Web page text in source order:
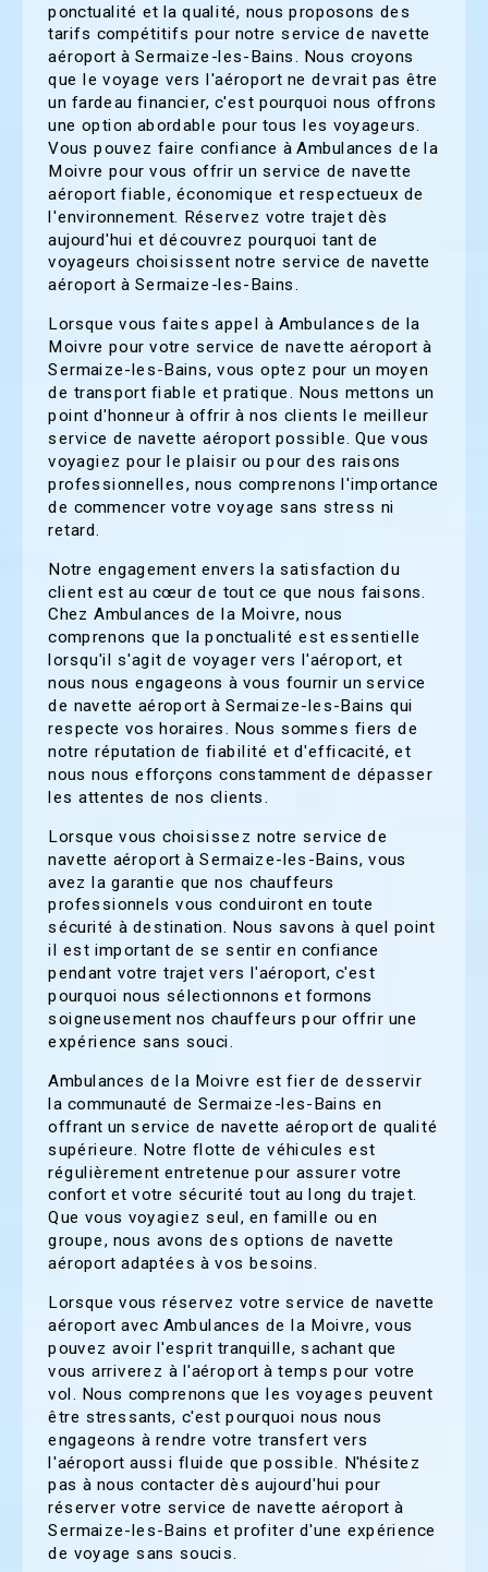
ponctualité et la qualité, nous proposons des
tarifs compétitifs pour notre service de navette
aéroport à Sermaize-les-Bains. Nous croyons
que le voyage vers l'aéroport ne devrait pas être
un fardeau financier, c'est pourquoi nous offrons
une option abordable pour tous les voyageurs.
Vous pouvez faire confiance à Ambulances de la
Moivre pour vous offrir un service de navette
aéroport fiable, économique et respectueux de
l'environnement. Réservez votre trajet dès
aujourd'hui et découvrez pourquoi tant de
voyageurs choisissent notre service de navette
aéroport à Sermaize-les-Bains.
Lorsque vous faites appel à Ambulances de la
Moivre pour votre service de navette aéroport à
Sermaize-les-Bains, vous optez pour un moyen
de transport fiable et pratique. Nous mettons un
point d'honneur à offrir à nos clients le meilleur
service de navette aéroport possible. Que vous
voyagiez pour le plaisir ou pour des raisons
professionnelles, nous comprenons l'importance
de commencer votre voyage sans stress ni
retard.
Notre engagement envers la satisfaction du
client est au cœur de tout ce que nous faisons.
Chez Ambulances de la Moivre, nous
comprenons que la ponctualité est essentielle
lorsqu'il s'agit de voyager vers l'aéroport, et
nous nous engageons à vous fournir un service
de navette aéroport à Sermaize-les-Bains qui
respecte vos horaires. Nous sommes fiers de
notre réputation de fiabilité et d'efficacité, et
nous nous efforçons constamment de dépasser
les attentes de nos clients.
Lorsque vous choisissez notre service de
navette aéroport à Sermaize-les-Bains, vous
avez la garantie que nos chauffeurs
professionnels vous conduiront en toute
sécurité à destination. Nous savons à quel point
il est important de se sentir en confiance
pendant votre trajet vers l'aéroport, c'est
pourquoi nous sélectionnons et formons
soigneusement nos chauffeurs pour offrir une
expérience sans souci.
Ambulances de la Moivre est fier de desservir
la communauté de Sermaize-les-Bains en
offrant un service de navette aéroport de qualité
supérieure. Notre flotte de véhicules est
régulièrement entretenue pour assurer votre
confort et votre sécurité tout au long du trajet.
Que vous voyagiez seul, en famille ou en
groupe, nous avons des options de navette
aéroport adaptées à vos besoins.
Lorsque vous réservez votre service de navette
aéroport avec Ambulances de la Moivre, vous
pouvez avoir l'esprit tranquille, sachant que
vous arriverez à l'aéroport à temps pour votre
vol. Nous comprenons que les voyages peuvent
être stressants, c'est pourquoi nous nous
engageons à rendre votre transfert vers
l'aéroport aussi fluide que possible. N'hésitez
pas à nous contacter dès aujourd'hui pour
réserver votre service de navette aéroport à
Sermaize-les-Bains et profiter d'une expérience
de voyage sans soucis.